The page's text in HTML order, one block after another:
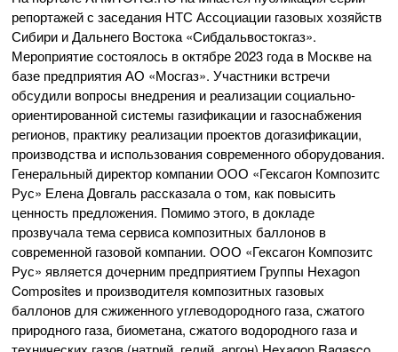
репортажей с заседания НТС Ассоциации газовых хозяйств
Сибири и Дальнего Востока «Сибдальвостокгаз».
Мероприятие состоялось в октябре 2023 года в Москве на
базе предприятия АО «Мосгаз». Участники встречи
обсудили вопросы внедрения и реализации социально-
ориентированной системы газификации и газоснабжения
регионов, практику реализации проектов догазификации,
производства и использования современного оборудования.
Генеральный директор компании ООО «Гексагон Композитс
Рус» Елена Довгаль рассказала о том, как повысить
ценность предложения. Помимо этого, в докладе
прозвучала тема сервиса композитных баллонов в
современной газовой компании. ООО «Гексагон Композитс
Рус» является дочерним предприятием Группы Hexagon
Composites и производителя композитных газовых
баллонов для сжиженного углеводородного газа, сжатого
природного газа, биометана, сжатого водородного газа и